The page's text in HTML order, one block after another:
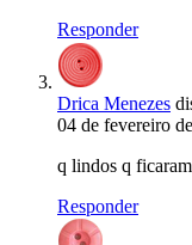
Responder
Drica Menezes
04 de fevereiro
q lindos q
Responder